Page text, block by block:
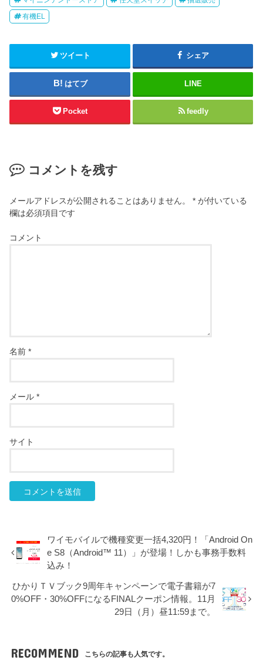
有機EL
ツイート シェア
はてブ LINE
Pocket feedly
コメントを残す
メールアドレスが公開されることはありません。 * が付いている
欄は必須項目です
コメント
名前*
メール*
サイト
ワイモバイルで機種変更一括4,320円！「Android On
e S8（Android™ 11）」が登場！しかも事務手数料
込み！
ひかりＴＶブック9周年キャンペーンで電子書籍が7
0%OFF・30%OFFになるFINALクーポン情報。11月
29日（月）昼11:59まで。
RECOMMEND こちらの記事も人気です。